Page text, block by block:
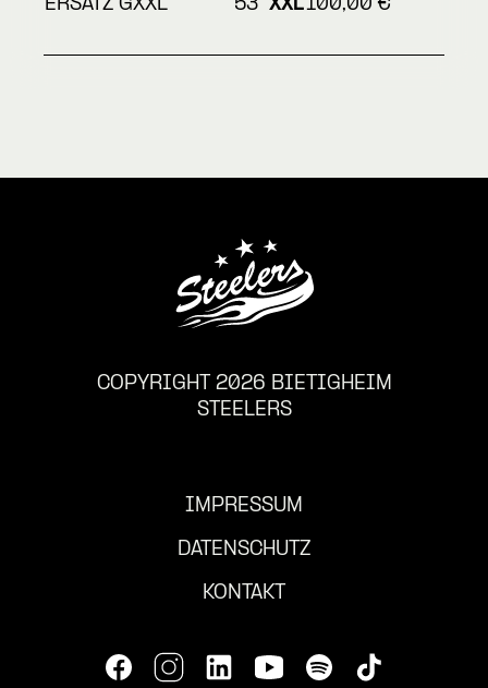
ERSATZ GXXL
53 XXL100,00 €
COPYRIGHT 2026 BIETIGHEIM
STEELERS
IMPRESSUM
DATENSCHUTZ
KONTAKT